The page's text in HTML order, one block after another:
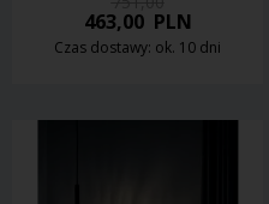
463,00PLN
Czas dostawy: ok. 10 dni